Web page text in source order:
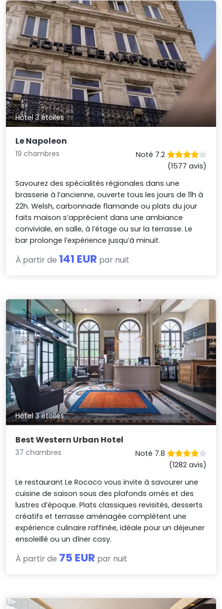
Hôtel 3 étoiles
Le Napoleon
19 chambres
Noté 7.2
(1577 avis)
Savourez des spécialités régionales dans une
brasserie à l’ancienne, ouverte tous les jours de 11h à
22h. Welsh, carbonnade flamande ou plats du jour
faits maison s’apprécient dans une ambiance
conviviale, en salle, à l’étage ou sur la terrasse. Le
bar prolonge l’expérience jusqu’à minuit.
À partir de 141 EUR par nuit
Hôtel 3 étoiles
Best Western Urban Hotel
37 chambres
Noté 7.8
(1282 avis)
Le restaurant Le Rococo vous invite à savourer une
cuisine de saison sous des plafonds ornés et des
lustres d’époque. Plats classiques revisités, desserts
créatifs et terrasse aménagée complètent une
expérience culinaire raffinée, idéale pour un déjeuner
ensoleillé ou un dîner cosy.
À partir de 75 EUR par nuit